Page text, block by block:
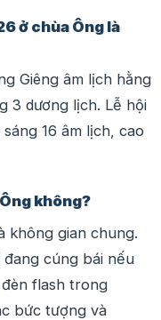
ở chùa Ông là
Giêng âm lịch hằng
3 dương lịch. Lễ hội
16 âm lịch, cao
không?
không gian chung.
cúng bái nếu
flash trong
bức tượng và